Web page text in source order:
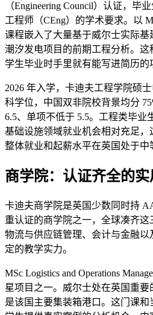
（Engineering Council）认证，毕
工程师（CEng）的学术要求。以
课程嵌入了大量基于威尔士实际
潮汐发电项目的前期工程分析。
学生毕业时手里就有能写进简历的
2026 年入学，卡迪夫工程学院硕
科学位，中国双非院校背景均分
6.5、单项不低于 5.5。工程类毕业
基础设施领域就业机会相对充足，
整体就业和起薪水平在英国处于中
商学院：认证齐全的
卡迪夫商学院是英国少数同时持
重认证的商学院之一，全球凑齐这
物流与供应链管理、会计与金融
定的教学实力。
MSc Logistics and Operations
星项目之一。威尔士处在英国重
是该国主要集装箱港口。这门课